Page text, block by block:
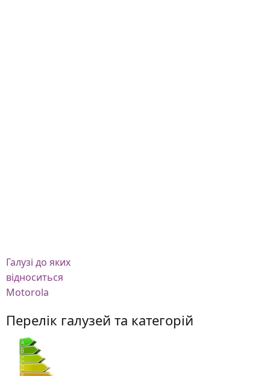
Галузі до яких
відноситься
Motorola
Перелік галузей та категорій